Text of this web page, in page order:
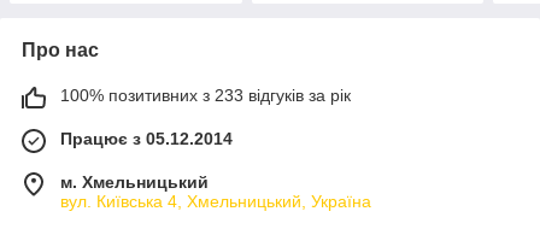
Про нас
100% позитивних з 233 відгуків за рік
Працює з 05.12.2014
м. Хмельницький
вул. Київська 4, Хмельницький, Україна